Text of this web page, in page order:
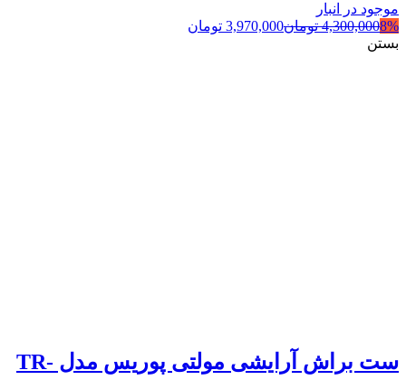
موجود در انبار
8%
4,300,000 تومان3,970,000 تومان
بستن
ست براش آرایشی مولتی پوریس مدل TR-